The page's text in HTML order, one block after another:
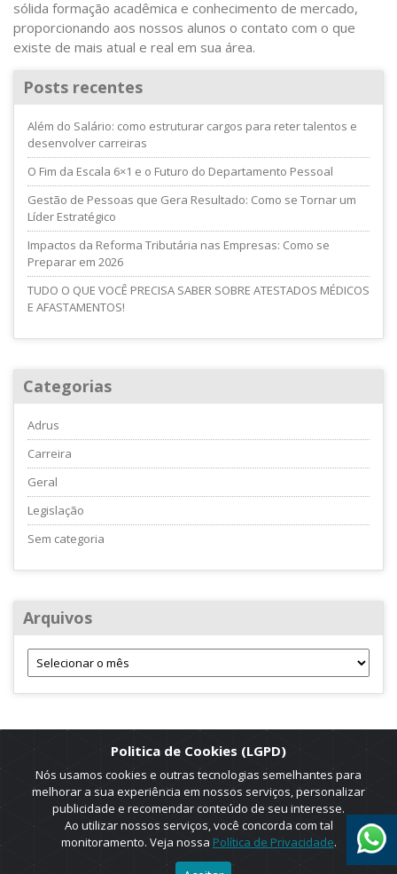
sólida formação acadêmica e conhecimento de mercado,
proporcionando aos nossos alunos o contato com o que
existe de mais atual e real em sua área.
Posts recentes
Além do Salário: como estruturar cargos para reter talentos e
desenvolver carreiras
O Fim da Escala 6×1 e o Futuro do Departamento Pessoal
Gestão de Pessoas que Gera Resultado: Como se Tornar um
Líder Estratégico
Impactos da Reforma Tributária nas Empresas: Como se
Preparar em 2026
TUDO O QUE VOCÊ PRECISA SABER SOBRE ATESTADOS MÉDICOS
E AFASTAMENTOS!
Categorias
Adrus
Carreira
Geral
Legislação
Sem categoria
Arquivos
2025 © Copyright. ADRUS. Todos os direitos reservados. Designed by
Politica de Cookies (LGPD)
Nós usamos cookies e outras tecnologias semelhantes para
melhorar a sua experiência em nossos serviços, personalizar
publicidade e recomendar conteúdo de seu interesse.
Ao utilizar nossos serviços, você concorda com tal
monitoramento. Veja nossa Política de Privacidade.